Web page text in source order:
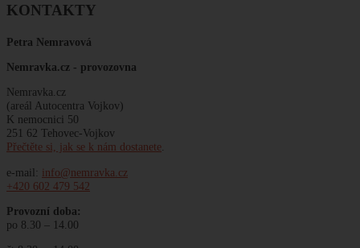
KONTAKTY
Petra Nemravová
Nemravka.cz - provozovna
Nemravka.cz
(areál Autocentra Vojkov)
K nemocnici 50
251 62 Tehovec-Vojkov
Přečtěte si, jak se k nám dostanete.
e-mail: info@nemravka.cz
+420 602 479 542
Provozní doba:
po 8.30 – 14.00